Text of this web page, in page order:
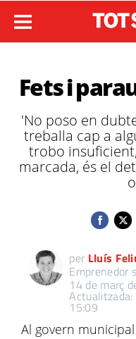
Fets i
'No poso en
treballa cap a
trobo
marcada, és el
per Lluís
Emprenedor
14 de març
15:09
Al govern